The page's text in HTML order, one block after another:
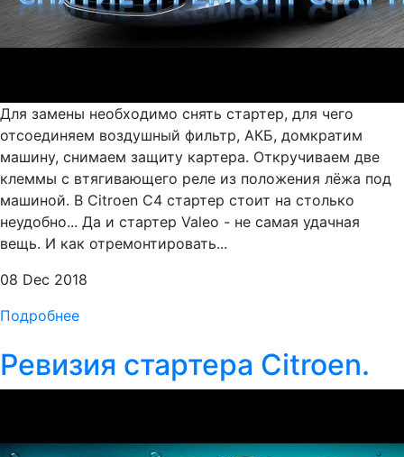
Для замены необходимо снять стартер, для чего
отсоединяем воздушный фильтр, АКБ, домкратим
машину, снимаем защиту картера. Откручиваем две
клеммы с втягивающего реле из положения лёжа под
машиной. В Citroen С4 стартер стоит на столько
неудобно... Да и стартер Valeo - не самая удачная
вещь. И как отремонтировать...
08 Dec 2018
Подробнее
Ревизия стартера Citroen.